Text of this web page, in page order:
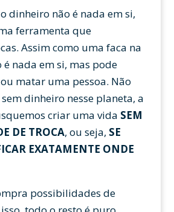
dinheiro não é nada em si,
ferramenta que
Assim como uma faca na
é nada em si, mas pode
matar uma pessoa. Não
dinheiro nesse planeta, a
criar uma vida SEM
DE TROCA, ou seja, SE
EXATAMENTE ONDE
possibilidades de